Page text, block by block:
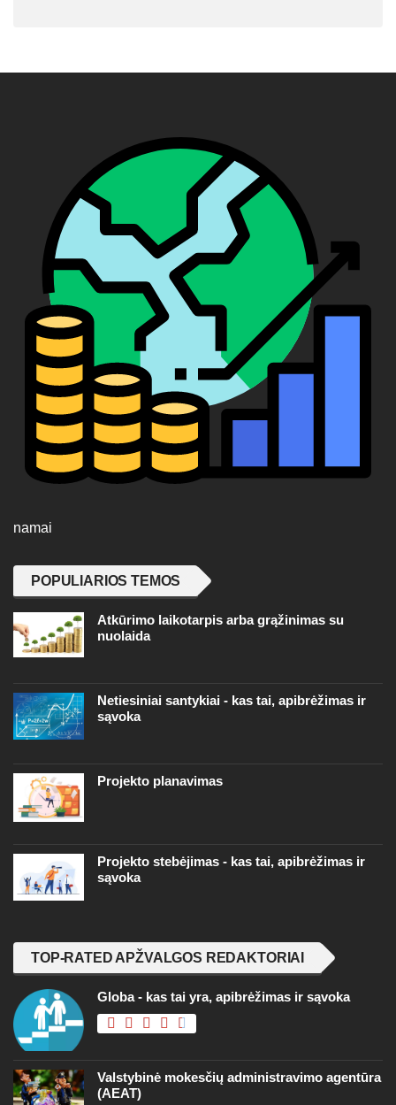
namai
POPULIARIOS TEMOS
Atkūrimo laikotarpis arba grąžinimas su
nuolaida
Netiesiniai santykiai - kas tai, apibrėžimas ir
sąvoka
Projekto planavimas
Projekto stebėjimas - kas tai, apibrėžimas ir
sąvoka
TOP-RATED APŽVALGOS REDAKTORIAI
Globa - kas tai yra, apibrėžimas ir sąvoka
Valstybinė mokesčių administravimo agentūra
(AEAT)